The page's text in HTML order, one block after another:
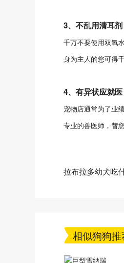
3、不乱用清耳剂
千万不要使用双氧
身为主人的您可得
4、有异状应就医
宠物店通常为了业
专业的兽医师，替
拉布拉多幼犬吃
相似狗狗